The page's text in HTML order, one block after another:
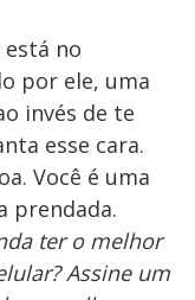
no
por ele, uma
invés de te
esse cara.
Você é uma
prendada.
ter o melhor
Assine um